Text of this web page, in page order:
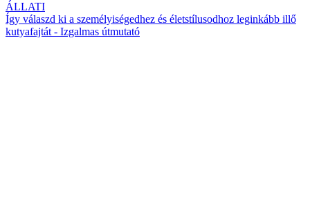
ÁLLATI
Így válaszd ki a személyiségedhez és életstílusodhoz leginkább illő
kutyafajtát - Izgalmas útmutató